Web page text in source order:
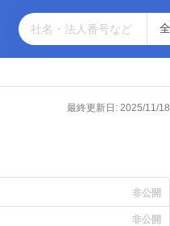
最終更新日: 2025/11/18
非公開
非公開